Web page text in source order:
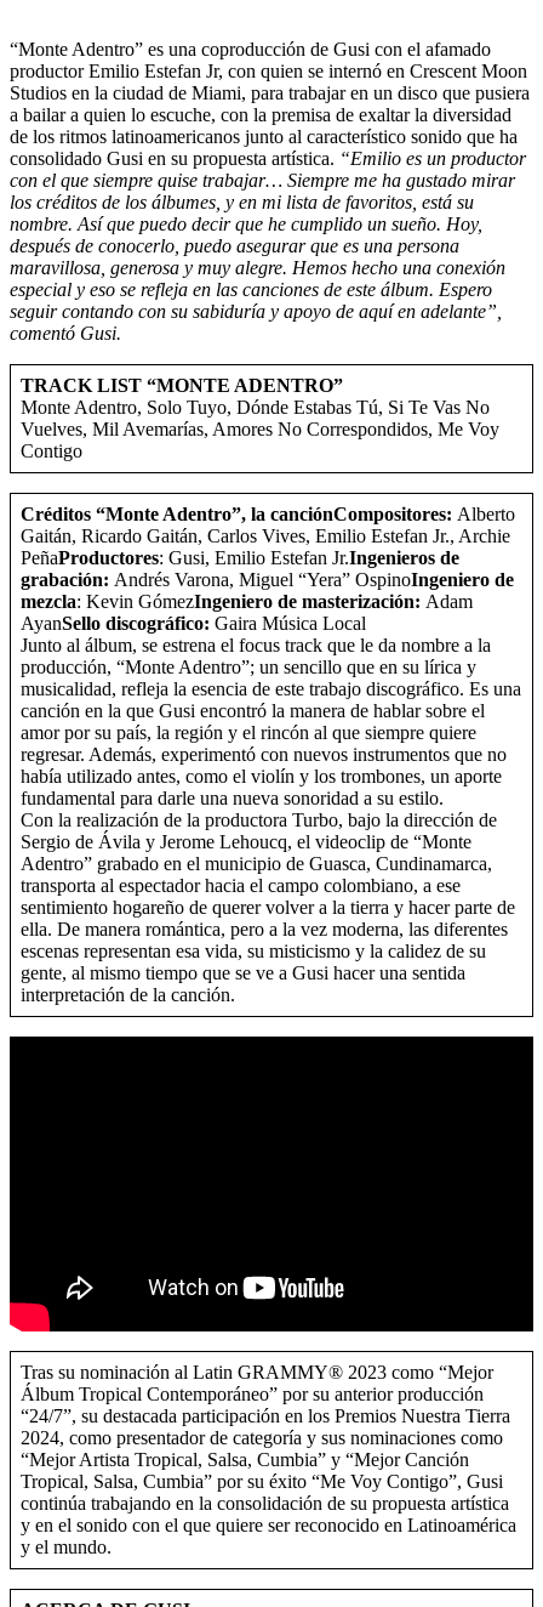
“Monte Adentro” es una coproducción de Gusi con el afamado
productor Emilio Estefan Jr, con quien se internó en Crescent Moon
Studios en la ciudad de Miami, para trabajar en un disco que pusiera
a bailar a quien lo escuche, con la premisa de exaltar la diversidad
de los ritmos latinoamericanos junto al característico sonido que ha
consolidado Gusi en su propuesta artística. “Emilio es un productor
con el que siempre quise trabajar… Siempre me ha gustado mirar
los créditos de los álbumes, y en mi lista de favoritos, está su
nombre. Así que puedo decir que he cumplido un sueño. Hoy,
después de conocerlo, puedo asegurar que es una persona
maravillosa, generosa y muy alegre. Hemos hecho una conexión
especial y eso se refleja en las canciones de este álbum. Espero
seguir contando con su sabiduría y apoyo de aquí en adelante”,
comentó Gusi.
TRACK LIST “MONTE ADENTRO”
Monte Adentro, Solo Tuyo, Dónde Estabas Tú, Si Te Vas No
Vuelves, Mil Avemarías, Amores No Correspondidos, Me Voy
Contigo
Créditos “Monte Adentro”, la canciónCompositores: Alberto
Gaitán, Ricardo Gaitán, Carlos Vives, Emilio Estefan Jr., Archie
PeñaProductores: Gusi, Emilio Estefan Jr.Ingenieros de
grabación: Andrés Varona, Miguel “Yera” OspinoIngeniero de
mezcla: Kevin GómezIngeniero de masterización: Adam
AyanSello discográfico: Gaira Música Local
Junto al álbum, se estrena el focus track que le da nombre a la
producción, “Monte Adentro”; un sencillo que en su lírica y
musicalidad, refleja la esencia de este trabajo discográfico. Es una
canción en la que Gusi encontró la manera de hablar sobre el
amor por su país, la región y el rincón al que siempre quiere
regresar. Además, experimentó con nuevos instrumentos que no
había utilizado antes, como el violín y los trombones, un aporte
fundamental para darle una nueva sonoridad a su estilo.
Con la realización de la productora Turbo, bajo la dirección de
Sergio de Ávila y Jerome Lehoucq, el videoclip de “Monte
Adentro” grabado en el municipio de Guasca, Cundinamarca,
transporta al espectador hacia el campo colombiano, a ese
sentimiento hogareño de querer volver a la tierra y hacer parte de
ella. De manera romántica, pero a la vez moderna, las diferentes
escenas representan esa vida, su misticismo y la calidez de su
gente, al mismo tiempo que se ve a Gusi hacer una sentida
interpretación de la canción.
Tras su nominación al Latin GRAMMY® 2023 como “Mejor
Álbum Tropical Contemporáneo” por su anterior producción
“24/7”, su destacada participación en los Premios Nuestra Tierra
2024, como presentador de categoría y sus nominaciones como
“Mejor Artista Tropical, Salsa, Cumbia” y “Mejor Canción
Tropical, Salsa, Cumbia” por su éxito “Me Voy Contigo”, Gusi
continúa trabajando en la consolidación de su propuesta artística
y en el sonido con el que quiere ser reconocido en Latinoamérica
y el mundo.